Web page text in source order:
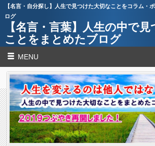
【名言・自分探し】人生で見つけた大切なことをコラム・
ログ
【名言・言葉】人生の中で
ことをまとめたブログ
MENU